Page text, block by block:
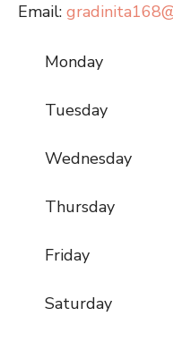
Email:
Monday
Tuesday
Wednesday
Thursday
Friday
Saturday